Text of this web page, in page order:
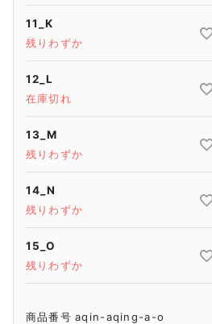
11_K
残りわずか
12_L
在庫切れ
13_M
残りわずか
14_N
残りわずか
15_O
残りわずか
商品番号 aqin-aqing-a-o